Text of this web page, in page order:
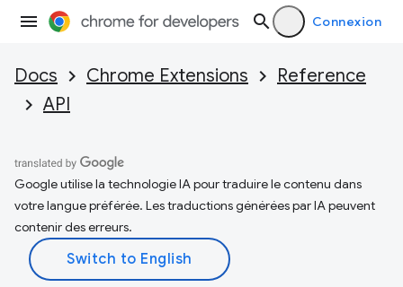
Connexion
Docs Chrome Extensions
Reference
API
Google utilise la technologie IA pour traduire le contenu dans
votre langue préférée. Les traductions générées par IA peuvent
contenir des erreurs.